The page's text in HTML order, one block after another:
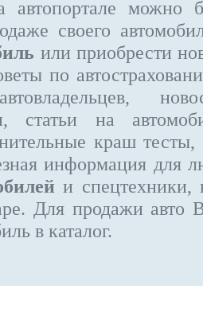
автопортале можно
своего
или приобрести
по
статьи на
краш
информация для
и спецтехники,
Для продажи авто
в каталог.